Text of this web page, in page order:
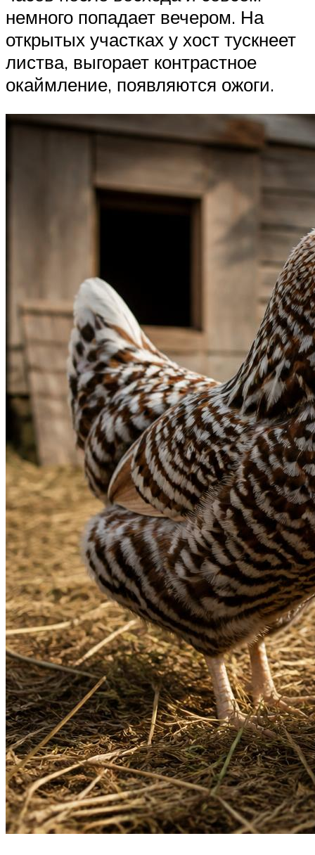
немного попадает вечером. На
открытых участках у хост тускнеет
листва, выгорает контрастное
окаймление, появляются ожоги.